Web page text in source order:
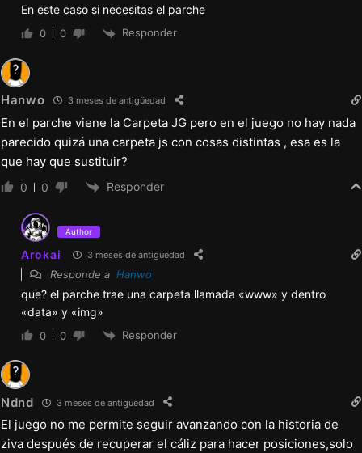
En este caso si necesitas el parche
0 0 Responder
Hanwo 3 meses de antigüedad
En el parche viene la Carpeta JG pero en el juego no hay nada
parecido quizá una carpeta js con cosas distintas , esa es la
que hay que sustituir?
0 0 Responder
Author
Arokai 3 meses de antigüedad
Responde a Hanwo
que? el parche trae una carpeta llamada «www» y dentro
«data» y «img»
0 0 Responder
Ndnd 3 meses de antigüedad
El juego no me permite seguir avanzando con la historia de
ziva después de recuperar el cáliz para hacer posiciones,solo